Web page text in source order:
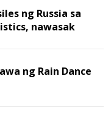
ng Russia sa
nawasak
ng Rain Dance